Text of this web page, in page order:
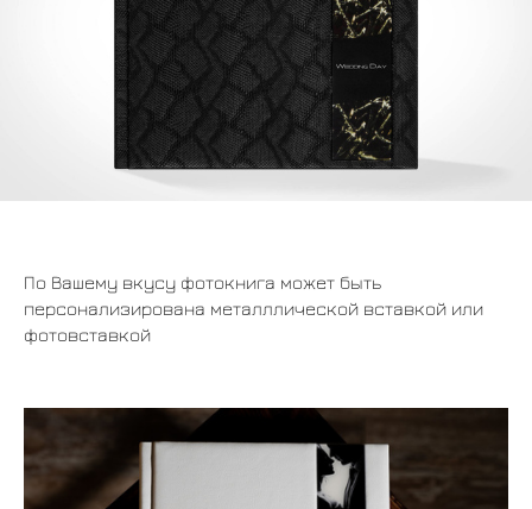
По Вашему вкусу фотокнига может быть
персонализирована металллической вставкой или
фотовставкой